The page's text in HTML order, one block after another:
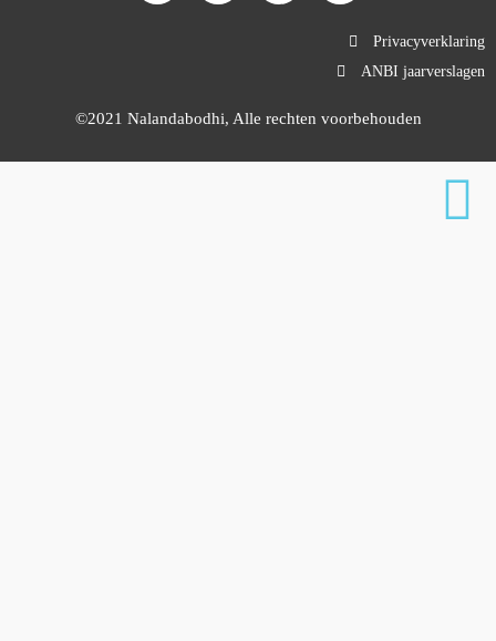
Privacyverklaring
ANBI jaarverslagen
©2021 Nalandabodhi, Alle rechten voorbehouden